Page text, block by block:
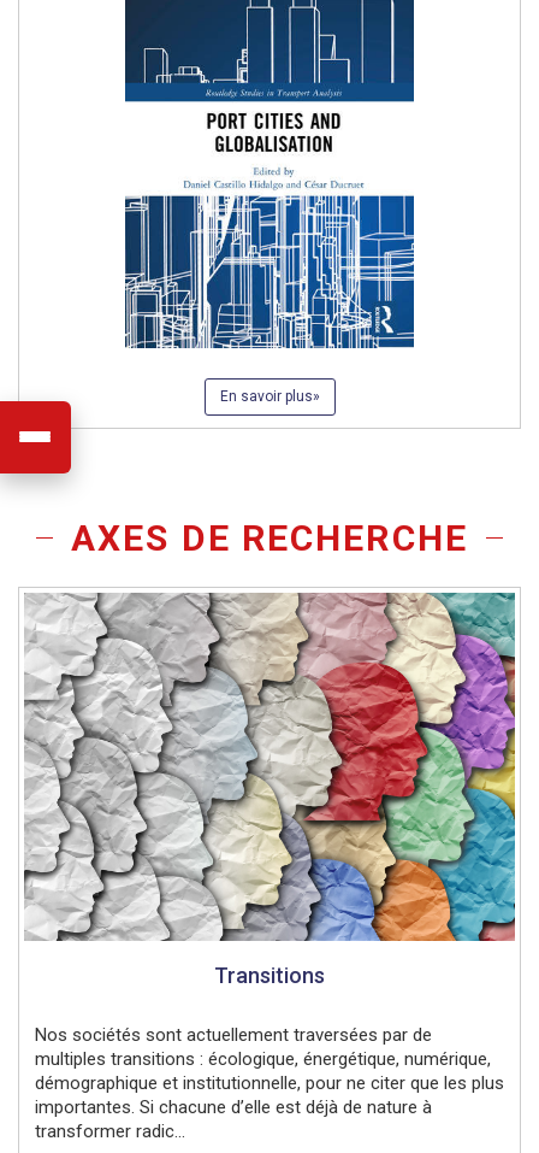
En savoir plus
AXES DE RECHERCHE
Transitions
Nos sociétés sont actuellement traversées par de
multiples transitions : écologique, énergétique, numérique,
démographique et institutionnelle, pour ne citer que les plus
importantes. Si chacune d’elle est déjà de nature à
transformer radic...